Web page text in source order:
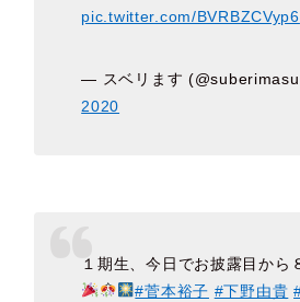
pic.twitter.com/BVRBZCVyp6
— スベリます
2020
１期生、今日でお披露目から
#菅本裕子 #下野由貴